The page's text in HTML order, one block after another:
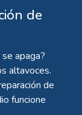
de
apaga?
altavoces.
de
funcione